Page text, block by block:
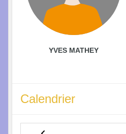
YVES MATHEY
Calendrier